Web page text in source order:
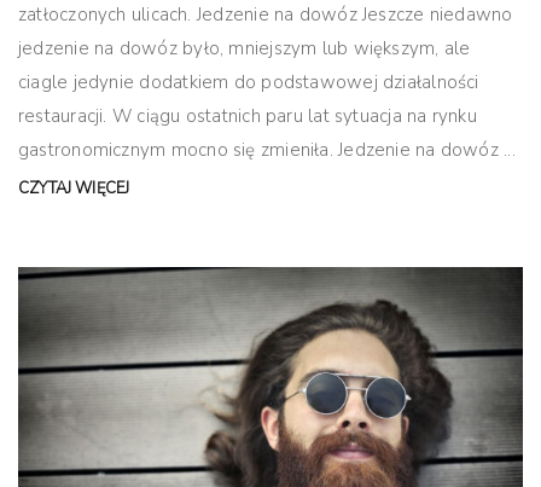
zatłoczonych ulicach. Jedzenie na dowóz Jeszcze niedawno
jedzenie na dowóz było, mniejszym lub większym, ale
ciagle jedynie dodatkiem do podstawowej działalności
restauracji. W ciągu ostatnich paru lat sytuacja na rynku
gastronomicznym mocno się zmieniła. Jedzenie na dowóz ...
CZYTAJ WIĘCEJ